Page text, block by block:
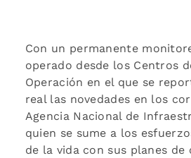
Con un permanente
operado desde los Centros
Operación en el que se
real las novedades en los
Agencia Nacional de
quien se sume a los
de la vida con sus planes de